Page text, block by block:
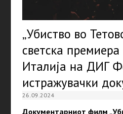
„Убиство во
светска
Италија на ДИГ
истражувачки
26.09.2024
Документарниот филм